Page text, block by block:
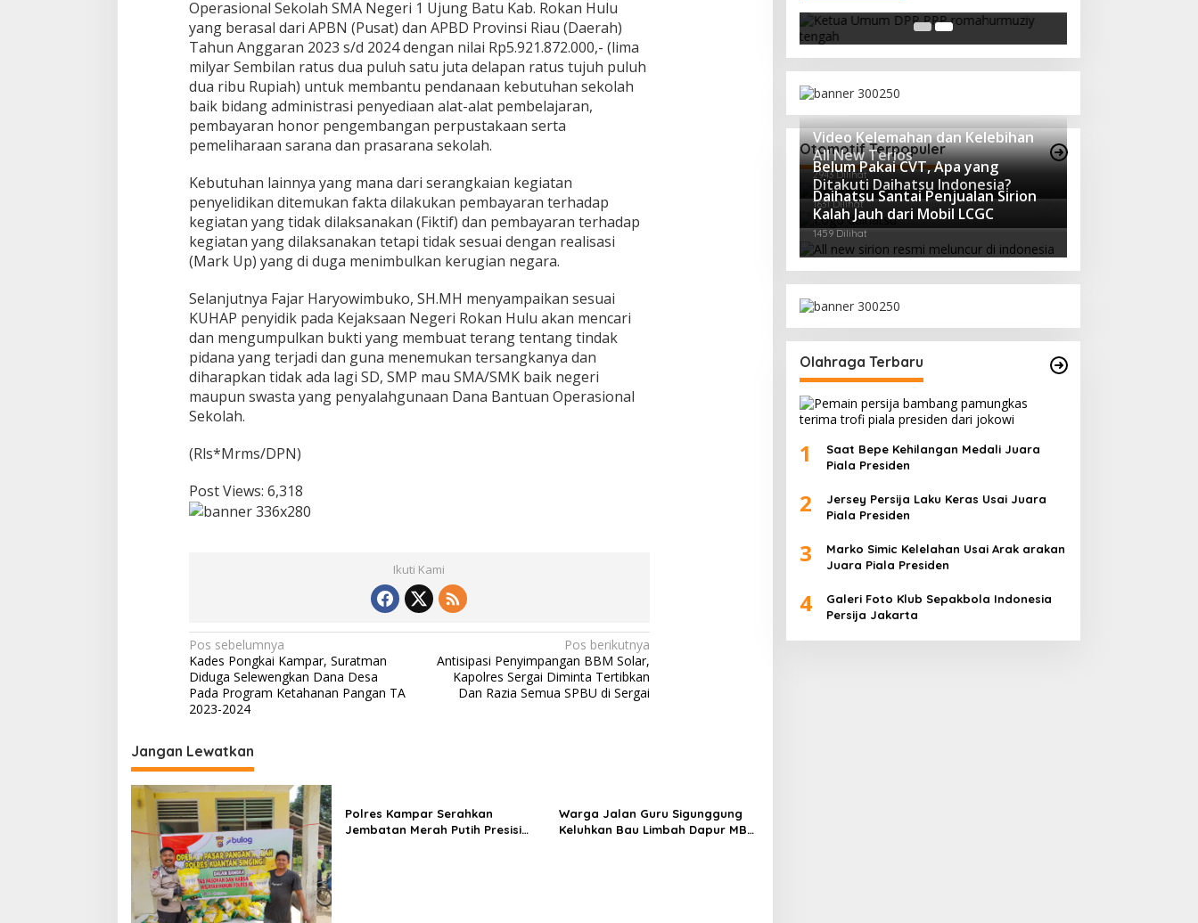
e
n
y
e
l
i
d
i
k
n
i
K
e
j
R
o
h
u
Operasional Sekolah SMA Negeri 1 Ujung Batu Kab. Rokan Hulu
yang berasal dari APBN (Pusat) dan APBD Provinsi Riau (Daerah)
Tahun Anggaran 2023 s/d 2024 dengan nilai Rp5.921.872.000,- (lima
milyar Sembilan ratus dua puluh satu juta delapan ratus tujuh puluh
dua ribu Rupiah) untuk membantu pendanaan kebutuhan sekolah
baik bidang administrasi penyediaan alat-alat pembelajaran,
pembayaran honor pengembangan perpustakaan serta
pemeliharaan sarana dan prasarana sekolah.
Kebutuhan lainnya yang mana dari serangkaian kegiatan
penyelidikan ditemukan fakta dilakukan pembayaran terhadap
kegiatan yang tidak dilaksanakan (Fiktif) dan pembayaran terhadap
kegiatan yang dilaksanakan tetapi tidak sesuai dengan realisasi
(Mark Up) yang di duga menimbulkan kerugian negara.
Selanjutnya Fajar Haryowimbuko, SH.MH menyampaikan sesuai
KUHAP penyidik pada Kejaksaan Negeri Rokan Hulu akan mencari
dan mengumpulkan bukti yang membuat terang tentang tindak
pidana yang terjadi dan guna menemukan tersangkanya dan
diharapkan tidak ada lagi SD, SMP mau SMA/SMK baik negeri
maupun swasta yang penyalahgunaan Dana Bantuan Operasional
Sekolah.
(Rls*Mrms/DPN)
Post Views: 6,318
Ikuti Kami
N
a
v
g
a
s
i
p
o
s
Pos sebelumnya
Kades Pongkai Kampar, Suratman
Diduga Selewengkan Dana Desa
Pada Program Ketahanan Pangan TA
2023-2024
Pos berikutnya
Antisipasi Penyimpangan BBM Solar,
Kapolres Sergai Diminta Tertibkan
Dan Razia Semua SPBU di Sergai
Jangan Lewatkan
Polres Kampar Serahkan
Jembatan Merah Putih Presisi
Warga Jalan Guru Sigunggung
Keluhkan Bau Limbah Dapur MBG
Di Berita, Politik
Otomotif Terpopuler
Video Kelemahan dan Kelebihan
All New Terios
2943 Dilihat
Belum Pakai CVT, Apa yang
Ditakuti Daihatsu Indonesia?
1631 Dilihat
Daihatsu Santai Penjualan Sirion
Kalah Jauh dari Mobil LCGC
1459 Dilihat
Olahraga Terbaru
1
Saat Bepe Kehilangan Medali Juara
Piala Presiden
2
Jersey Persija Laku Keras Usai Juara
Piala Presiden
3
Marko Simic Kelelahan Usai Arak arakan
Juara Piala Presiden
4
Galeri Foto Klub Sepakbola Indonesia
Persija Jakarta